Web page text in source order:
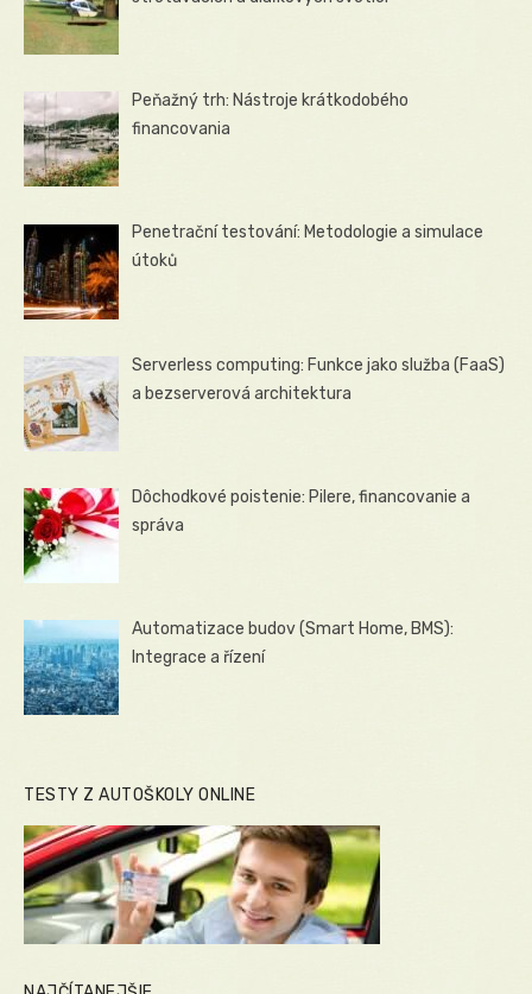
Peňažný trh: Nástroje krátkodobého
financovania
Penetrační testování: Metodologie a simulace
útoků
Serverless computing: Funkce jako služba (FaaS)
a bezserverová architektura
Dôchodkové poistenie: Pilere, financovanie a
správa
Automatizace budov (Smart Home, BMS):
Integrace a řízení
TESTY Z AUTOŠKOLY ONLINE